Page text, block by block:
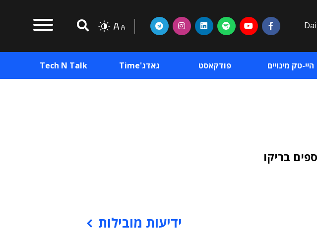
היי-טק מינויים פודקאסט גאדג'Time Tech N Talk
בריקו
ידיעות מובילות